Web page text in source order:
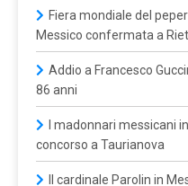
Fiera mondiale del
Messico confermata a
Addio a Francesco
86 anni
I madonnari messicani
concorso a Taurianova
Il cardinale Parolin in